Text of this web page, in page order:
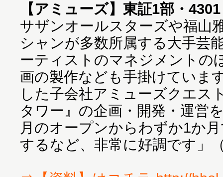
【アミューズ】東証1部・4301
サザンオールスターズや福山
シャンが多数所属する大手芸
ーティストのマネジメントの
画の製作なども手掛けていま
した子会社アミューズクエス
タワー』の企画・開発・運営
月のオープンからわずか1か
するなど、非常に好調です」